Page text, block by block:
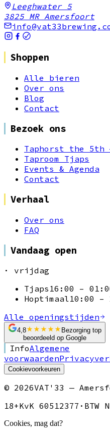
Leeghwater 5
3825 MR Amersfoort
Shoppen
Alle bieren
Over ons
Blog
Contact
Bezoek ons
Taphorst the
Taproom Tjaps
Events & Agenda
Contact
Verhaal
Over ons
FAQ
Vandaag open
· vrijdag
Tjaps 16:00 –
Hoptimaal10:00 –
Alle openingstijden
4,8
Bezorging top
beoordeeld op Google
InfoAlgemene
voorwaarden
Cookievoorkeuren
© 2026VAT'33 —
18+KvK 60512377 · BTW
Cookies, mag dat?